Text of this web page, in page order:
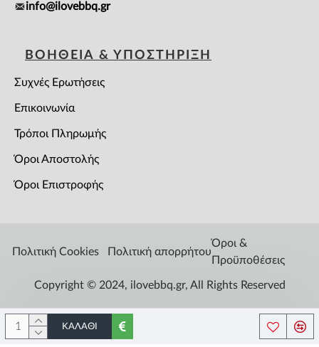
ΚΑΛΆΘΙ
info@ilovebbq.gr
ΒΟΗΘΕΙΑ & ΥΠΟΣΤΗΡΙΞΗ
Συχνές Ερωτήσεις
Επικοινωνία
Τρόποι Πληρωμής
Όροι Αποστολής
Όροι Επιστροφής
Πολιτική Cookies Πολιτική απορρήτου
Όροι &
Προϋποθέσεις
Copyright © 2024, ilovebbq.gr, All Rights Reserved